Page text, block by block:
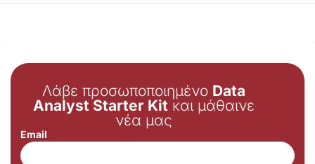
Λάβε προσωποποιημένο Data
Analyst Starter Kit και μάθαινε
νέα μας
Email